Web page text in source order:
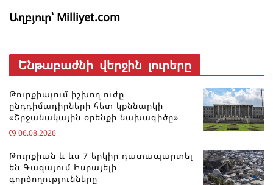
Աղբյուր՝ Milliyet.com
Ենթաբաժնի վերջին լուրերը
Թուրքիայում իշխող ուժը
ընդդիմադիրների հետ կքննարկի
«Շրջանակային օրենքի նախագիծը»
06.08.2026
Թուրքիան և ևս 7 երկիր դատապարտել
են Գազայում Իսրայելի
գործողությունները